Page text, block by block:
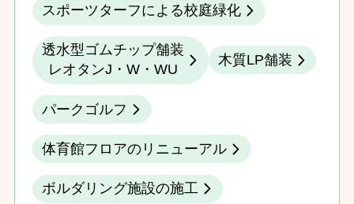
スポーツターフによる校庭緑化
透水型ゴムチップ舗装
レオタンJ・W・WU
木質LP舗装
パークゴルフ
体育館フロアのリニューアル
ボルダリング施設の施工